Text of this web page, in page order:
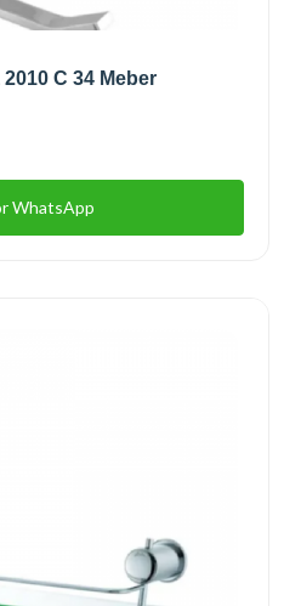
C 34 Meber
WhatsApp